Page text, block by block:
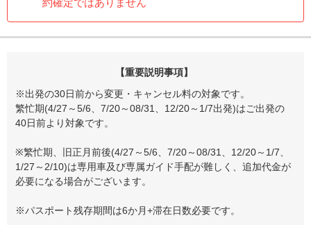
【重要説明事項】
※出発の30日前から変更・キャンセル料の対象です。
繁忙期(4/27～5/6、7/20～08/31、12/20～1/7出発)はご出発の
40日前より対象です。
※繁忙期、旧正月前後(4/27～5/6、7/20～08/31、12/20～1/7、
1/27～2/10)は専用車及び専属ガイド手配が難しく、追加代金が
必要になる場合がございます。
※パスポート残存期間は6か月+滞在日数必要です。